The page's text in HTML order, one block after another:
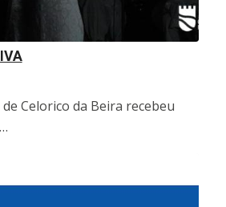
Celorico da Beira recebeu